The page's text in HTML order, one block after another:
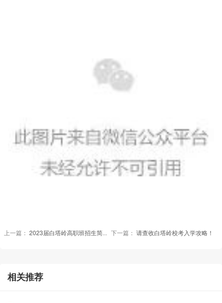
上一篇： 2023届白塔岭高职班招生简章 | 一起向未来！ 下一篇： 请查收白塔岭校考入学攻略！
相关推荐